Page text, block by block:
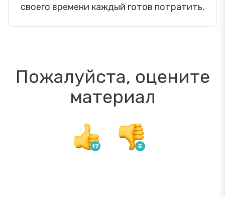
своего времени каждый готов потратить.
Пожалуйста, оцените
материал